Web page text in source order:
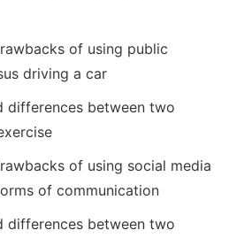
of using public
driving a car
differences between two
of using social media
of communication
differences between two